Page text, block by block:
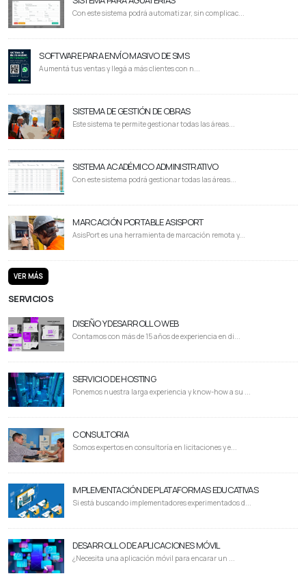
Con este sistema podrá automatizar, sin complicac...
SOFTWARE PARA ENVÍO MASIVO DE SMS
Aumentá tus ventas y llegá a más clientes con n...
SISTEMA DE GESTIÓN DE OBRAS
Este sistema te permite gestionar todas las áreas...
SISTEMA ACADÉMICO ADMINISTRATIVO
Con este sistema podrá gestionar todas las áreas...
MARCACIÓN PORTABLE ASISPORT
AsisPort es una herramienta de marcación remota y...
VER MÁS
SERVICIOS
DISEÑO Y DESARROLLO WEB
Contamos con más de 15 años de experiencia en di...
SERVICIO DE HOSTING
Ponemos nuestra larga experiencia y know-how a su ...
CONSULTORIA
Somos expertos en consultoría en licitaciones y e...
IMPLEMENTACIÓN DE PLATAFORMAS EDUCATIVAS
Si está buscando implementadores experimentados d...
DESARROLLO DE APLICACIONES MÓVIL
¿Necesita una aplicación móvil para encarar un ...